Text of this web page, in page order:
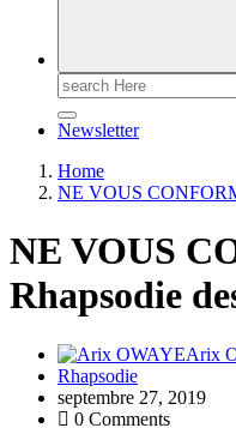
Newsletter
Home
NE VOUS
NE VOUS
Rhapsodie
Arix
Rhapsodie
septembre 27, 2019
0 Comments